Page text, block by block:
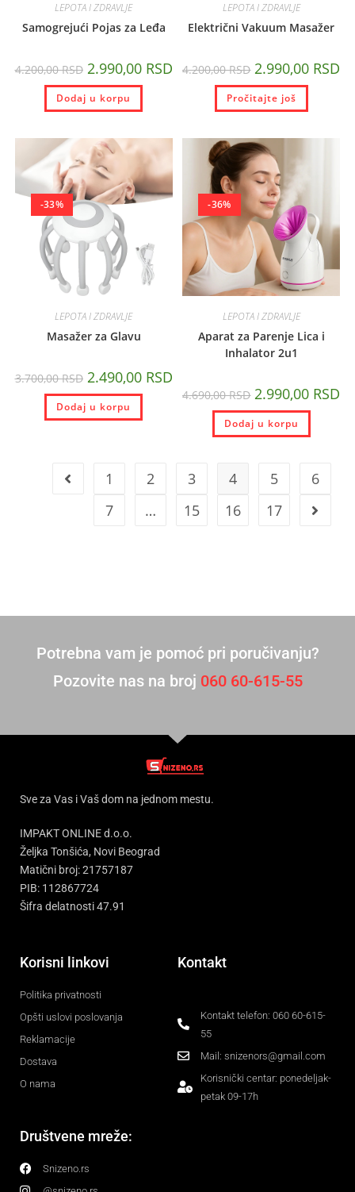
LEPOTA I ZDRAVLJE
Samogrejući Pojas za Leđa
4.200,00RSD 2.990,00 RSD
Dodaj u korpu
LEPOTA I ZDRAVLJE
Električni Vakuum Masažer
4.200,00RSD 2.990,00 RSD
Pročitajte još
-33%
LEPOTA I ZDRAVLJE
Masažer za Glavu
3.700,00RSD 2.490,00 RSD
Dodaj u korpu
-36%
LEPOTA I ZDRAVLJE
Aparat za Parenje Lica i
Inhalator 2u1
4.690,00RSD 2.990,00 RSD
Dodaj u korpu
1 2 3 4 5
6
7
… 15 16 17
Potrebna vam je pomoć pri poručivanju?
Pozovite nas na broj 060 60-615-55
Sve za Vas i Vaš dom na jednom mestu.
IMPAKT ONLINE d.o.o.
Željka Tonšića, Novi Beograd
Matični broj: 21757187
PIB: 112867724
Šifra delatnosti 47.91
Korisni linkovi
Politika privatnosti
Opšti uslovi poslovanja
Reklamacije
Dostava
O nama
Kontakt
Kontakt telefon: 060 60-615-
55
Mail: snizenors@gmail.com
Korisnički centar: ponedeljak-
petak 09-17h
Društvene mreže:
Snizeno.rs